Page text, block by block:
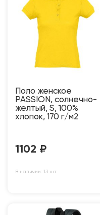
Поло женское
PASSION, солнечно-
желтый, S, 100%
хлопок, 170 г/м2
1102 ₽
В наличии: 13 шт